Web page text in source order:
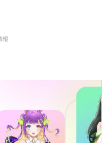
報